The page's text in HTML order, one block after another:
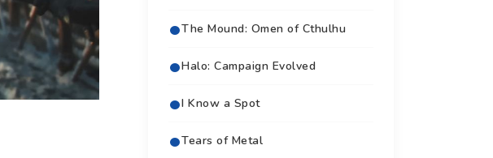
The Mound: Omen of Cthulhu
Halo: Campaign Evolved
I Know a Spot
Tears of Metal